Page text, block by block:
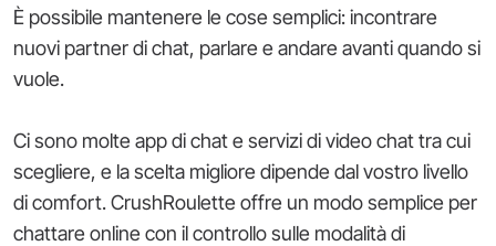
È possibile mantenere le cose semplici: incontrare
nuovi partner di chat, parlare e andare avanti quando si
vuole.
Ci sono molte app di chat e servizi di video chat tra cui
scegliere, e la scelta migliore dipende dal vostro livello
di comfort. CrushRoulette offre un modo semplice per
chattare online con il controllo sulle modalità di